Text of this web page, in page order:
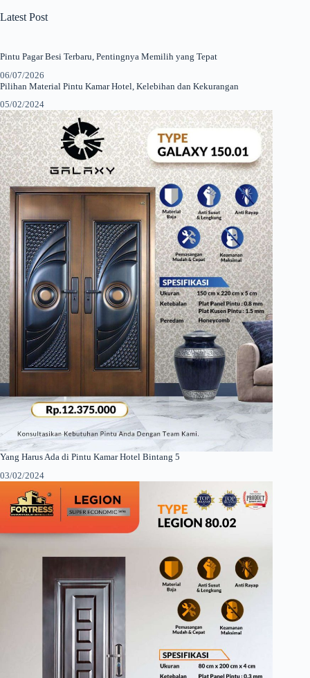
Latest Post
Pintu Pagar Besi Terbaru, Pentingnya Memilih yang Tepat
06/07/2026
Pilihan Material Pintu Kamar Hotel, Kelebihan dan Kekurangan
05/02/2024
Yang Harus Ada di Pintu Kamar Hotel Bintang 5
03/02/2024